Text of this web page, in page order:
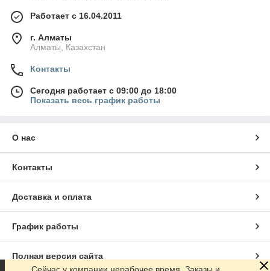
Работает с 16.04.2011
г. Алматы
Алматы, Казахстан
Контакты
Сегодня работает с 09:00 до 18:00
Показать весь график работы
О нас
Контакты
Доставка и оплата
График работы
Полная версия сайта